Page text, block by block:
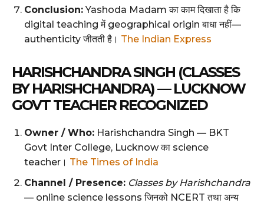
Conclusion:Yashoda Madam का काम दिखाता है कि
digital teaching में geographical origin बाधा नहीं—
authenticity जीतती है। The Indian Express
HARISHCHANDRA SINGH (CLASSES
BY HARISHCHANDRA) — LUCKNOW
GOVT TEACHER RECOGNIZED
Owner / Who: Harishchandra Singh — BKT
Govt Inter College, Lucknow का science
teacher। The Times of India
Channel / Presence: Classes by Harishchandra
— online science lessons जिनको NCERT तथा अन्य